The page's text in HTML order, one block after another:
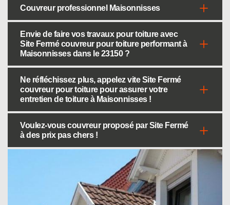
Couvreur professionnel Maisonnisses
Envie de faire vos travaux pour toiture avec
Site Fermé couvreur pour toiture performant à
Maisonnisses dans le 23150 ?
Ne réfléchissez plus, appelez vite Site Fermé
couvreur pour toiture pour assurer votre
entretien de toiture à Maisonnisses !
Voulez-vous couvreur proposé par Site Fermé
à des prix pas chers !